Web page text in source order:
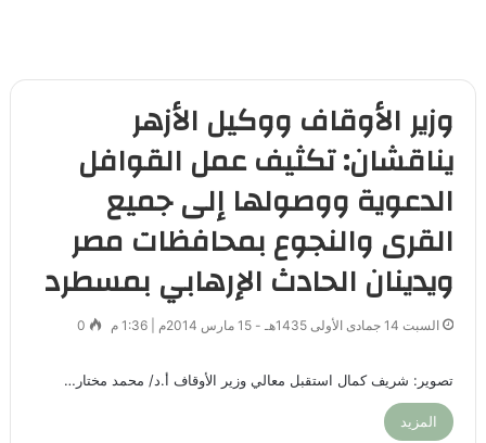
وزير الأوقاف ووكيل الأزهر
يناقشان: تكثيف عمل القوافل
الدعوية ووصولها إلى جميع
القرى والنجوع بمحافظات مصر
ويدينان الحادث الإرهابي بمسطرد
السبت 14 جمادى الأولى 1435هـ - 15 مارس 2014م | 1:36 م 0
تصوير: شريف كمال استقبل معالي وزير الأوقاف أ.د/ محمد مختار…
المزيد